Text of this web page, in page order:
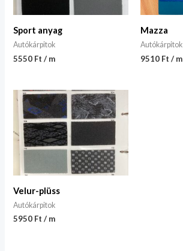
Sport anyag
Autókárpitok
5550 Ft / m
Mazza
Autókárpitok
9510 Ft / m
Velur-plüss
Autókárpitok
5950 Ft / m